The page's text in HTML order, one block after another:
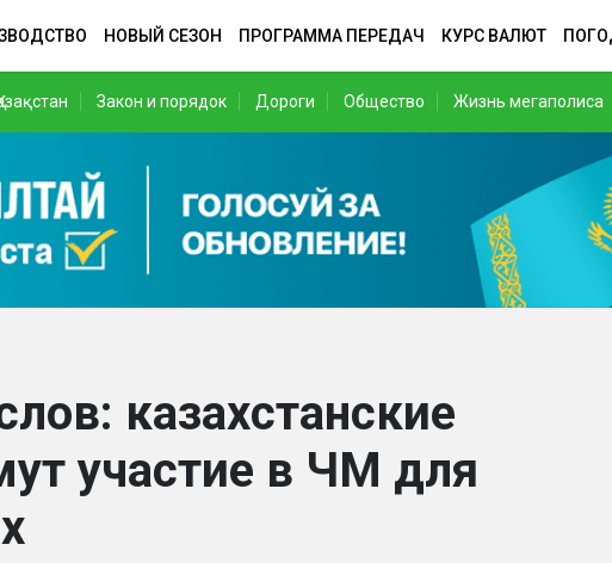
НОВЫЙ СЕЗОН ПРОГРАММА ПЕРЕДАЧ КУРС ВАЛЮТ
Закон и порядок Дороги Общество Жизнь мегаполиса
казахстанские
участие в ЧМ для